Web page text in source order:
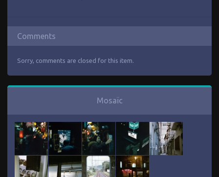
Comments
Sorry, comments are closed for this item.
Mosaïc